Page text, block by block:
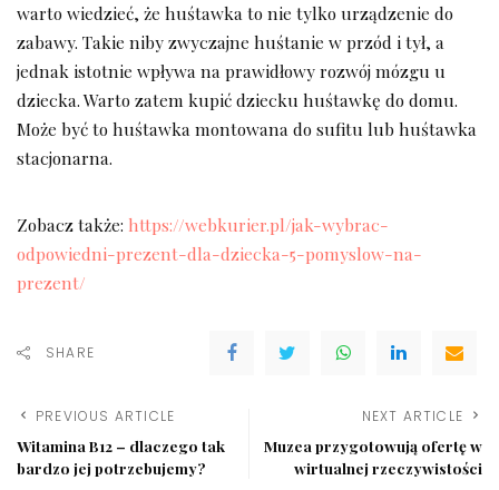
warto wiedzieć, że huśtawka to nie tylko urządzenie do
zabawy. Takie niby zwyczajne huśtanie w przód i tył, a
jednak istotnie wpływa na prawidłowy rozwój mózgu u
dziecka. Warto zatem kupić dziecku huśtawkę do domu.
Może być to huśtawka montowana do sufitu lub huśtawka
stacjonarna.
Zobacz także: https://webkurier.pl/jak-wybrac-
odpowiedni-prezent-dla-dziecka-5-pomyslow-na-
prezent/
SHARE
PREVIOUS ARTICLE
Witamina B12 – dlaczego tak
bardzo jej potrzebujemy?
NEXT ARTICLE
Muzea przygotowują ofertę w
wirtualnej rzeczywistości